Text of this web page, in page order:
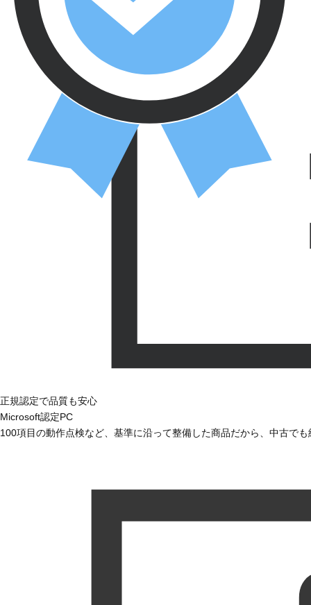
正規認定で品質も安心
Microsoft認定PC
100項目の動作点検など、基準に沿って整備した商品だから、中古で